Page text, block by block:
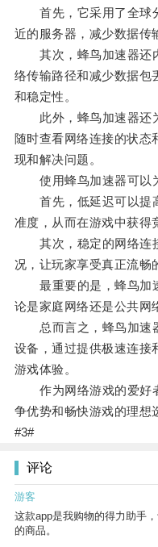
首先，它采用了全球
近的服务器，减少数据传
其次，蜂鸟加速器还
络传输路径和减少数据包
和稳定性。
此外，蜂鸟加速器还
随时查看网络连接的状态
现和解决问题。
使用蜂鸟加速器可以为
首先，低延迟可以提
准度，从而在游戏中获得
其次，稳定的网络连
况，让玩家享受真正流畅
最重要的是，蜂鸟加
论是家庭网络还是公共网
总而言之，蜂鸟加速
设备，通过提供极速连接
游戏体验。
作为网络游戏的爱好
争优势和畅快游戏的理想
#3#
评论
游客
这款app是我购物的得力助手
的商品。